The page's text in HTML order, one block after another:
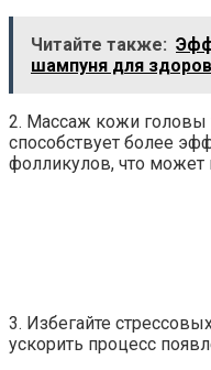
Читайте также:
шампуня для
2. Массаж кожи головы
способствует более
фолликулов, что может
3. Избегайте
ускорить процесс